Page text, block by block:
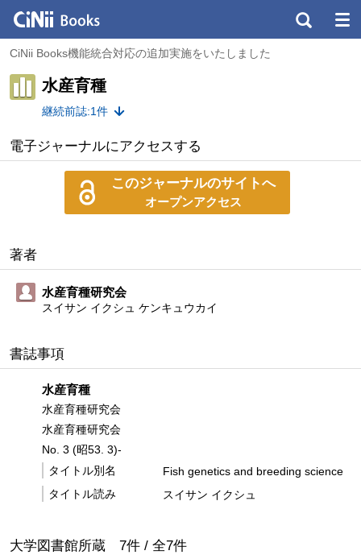
CiNii Books機能統合対応の追加実施をいたしました
水産育種
継続前誌:1件
電子ジャーナルにアクセスする
このジャーナルのサイトへ
オープンアクセス
著者
水産育種研究会
スイサン イクシュ ケンキュウカイ
書誌事項
水産育種
水産育種研究会
水産育種研究会
No. 3 (昭53. 3)-
タイトル別名
Fish genetics and breeding science
タイトル読み
スイサン イクシュ
大学図書館所蔵 7件 / 全7件